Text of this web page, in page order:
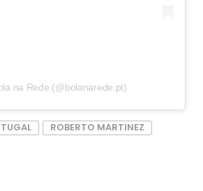
na Rede (@bolanarede.pt)
ROBERTO MARTINEZ